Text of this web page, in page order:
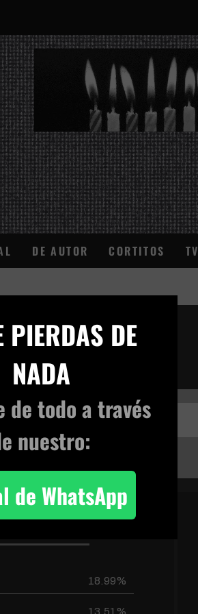
¿QUÉ ES ESTO?
DE AUTOR CORTITOS TV
18.99%
13.51%
PIERDAS DE
NADA
de todoa través
nuestro:
de WhatsApp